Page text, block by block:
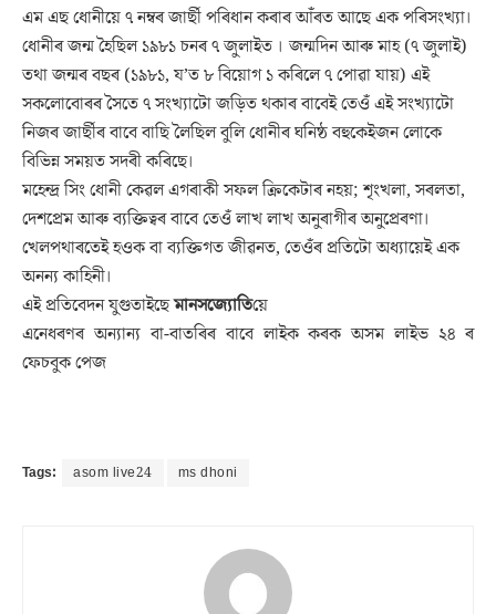
এম এছ ধোনীয়ে ৭ নম্বৰ জাৰ্ছী পৰিধান কৰাৰ আঁৰত আছে এক পৰিসংখ্যা।
ধোনীৰ জন্ম হৈছিল ১৯৮১ চনৰ ৭ জুলাইত । জন্মদিন আৰু মাহ (৭ জুলাই)
তথা জন্মৰ বছৰ (১৯৮১, য’ত ৮ বিয়োগ ১ কৰিলে ৭ পোৱা যায়) এই
সকলোবোৰৰ সৈতে ৭ সংখ্যাটো জড়িত থকাৰ বাবেই তেওঁ এই সংখ্যাটো
নিজৰ জাৰ্ছীৰ বাবে বাছি লৈছিল বুলি ধোনীৰ ঘনিষ্ঠ বহুকেইজন লোকে
বিভিন্ন সময়ত সদৰী কৰিছে।
মহেন্দ্ৰ সিং ধোনী কেৱল এগৰাকী সফল ক্ৰিকেটাৰ নহয়; শৃংখলা, সৰলতা,
দেশপ্ৰেম আৰু ব্যক্তিত্বৰ বাবে তেওঁ লাখ লাখ অনুৰাগীৰ অনুপ্ৰেৰণা।
খেলপথাৰতেই হওক বা ব্যক্তিগত জীৱনত, তেওঁৰ প্ৰতিটো অধ্যায়েই এক
অনন্য কাহিনী।
এই প্ৰতিবেদন যুগুতাইছেমানসজ্যোতিয়ে
এনেধৰণৰ অন্যান্য বা-বাতৰিৰ বাবে লাইক কৰক অসম লাইভ ২৪ ৰ
ফেচবুক পেজ
Tags: asom live24 ms dhoni